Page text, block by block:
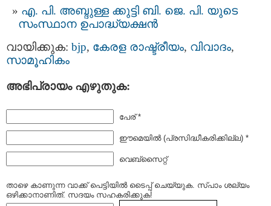
എ. പി. അബ്ദുള്ള ക്കുട്ടി ബി. ജെ. പി. യുടെ
സംസ്ഥാന ഉപാദ്ധ്യക്ഷന്‍
വായിക്കുക: bjp, കേരള രാഷ്ട്രീയം, വിവാദം,
സാമൂഹികം
അഭിപ്രായം എഴുതുക:
പേര് *
ഈമെയില്‍ (പ്രസിദ്ധീകരിക്കില്ല) *
വെബ്സൈറ്റ്
താഴെ കാണുന്ന വാക്ക് പെട്ടിയില്‍ ടൈപ്പ്‌ ചെയ്യുക. സ്പാം ശല്യം
ഒഴിക്കാനാണിത്. സദയം സഹകരിക്കുക!